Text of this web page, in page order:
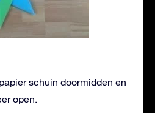
schuin doormidden en
open.